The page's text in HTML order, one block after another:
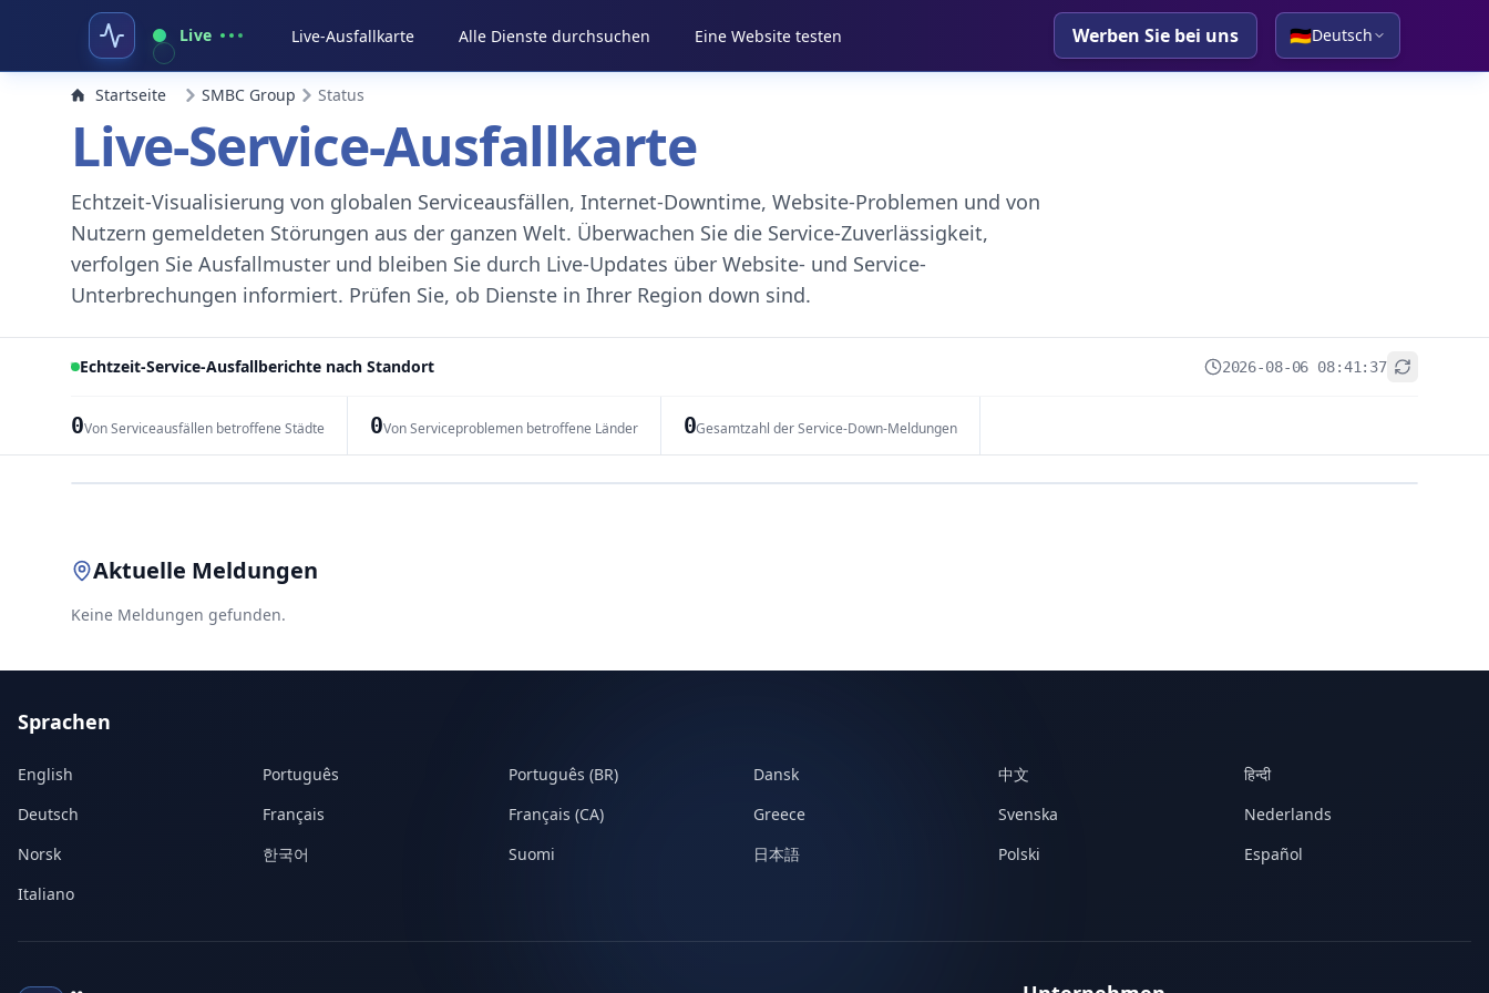
Live Live-Ausfallkarte Alle Dienste durchsuchen Eine Website testen Werben Sie bei uns 🇩🇪Deutsch
Startseite SMBC Group Status
Live-Service-Ausfallkarte
Echtzeit-Visualisierung von globalen Serviceausfällen, Internet-Downtime, Website-Problemen und von
Nutzern gemeldeten Störungen aus der ganzen Welt. Überwachen Sie die Service-Zuverlässigkeit,
verfolgen Sie Ausfallmuster und bleiben Sie durch Live-Updates über Website- und Service-
Unterbrechungen informiert. Prüfen Sie, ob Dienste in Ihrer Region down sind.
Echtzeit-Service-Ausfallberichte nach Standort 2026-08-06 08:41:37
0Von Serviceausfällen betroffene Städte 0Von Serviceproblemen betroffene Länder 0Gesamtzahl der Service-Down-Meldungen
Aktuelle Meldungen
Keine Meldungen gefunden.
Sprachen
English Português Português (BR) Dansk 中文
हिन्दी
Deutsch
Français Français (CA) Greece Svenska
Nederlands
Norsk
한국어 Suomi 日本語 Polski
Español
Italiano